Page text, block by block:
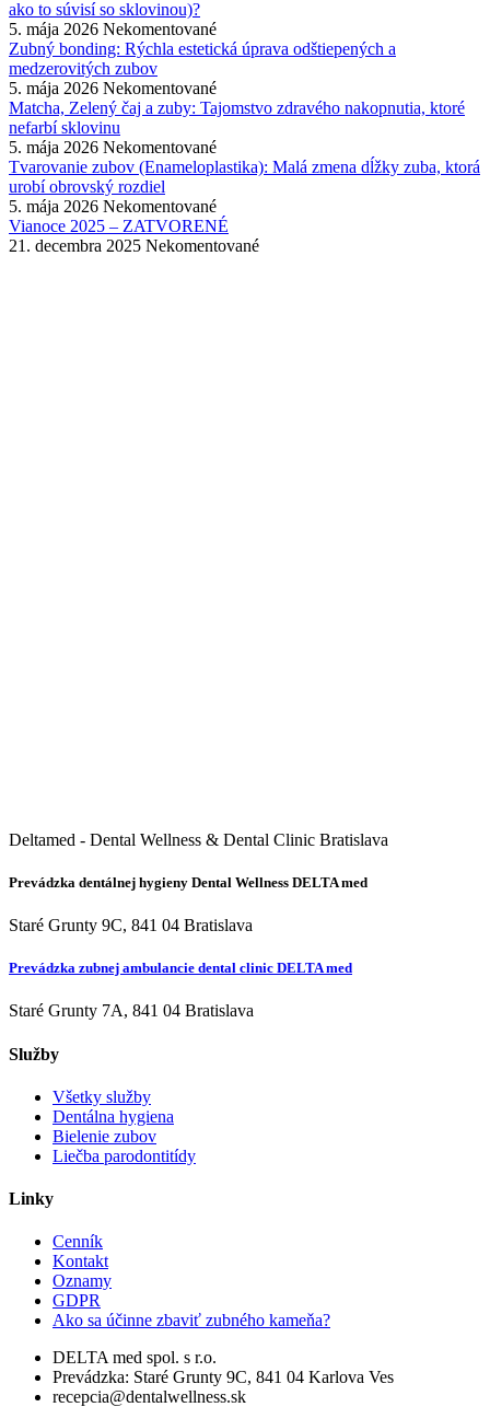
ako to súvisí so sklovinou)?
5. mája 2026 Nekomentované
Zubný bonding: Rýchla estetická úprava odštiepených a
medzerovitých zubov
5. mája 2026 Nekomentované
Matcha, Zelený čaj a zuby: Tajomstvo zdravého nakopnutia, ktoré
nefarbí sklovinu
5. mája 2026 Nekomentované
Tvarovanie zubov (Enameloplastika): Malá zmena dĺžky zuba, ktorá
urobí obrovský rozdiel
5. mája 2026 Nekomentované
Vianoce 2025 – ZATVORENÉ
21. decembra 2025 Nekomentované
Deltamed - Dental Wellness & Dental Clinic Bratislava
Prevádzka dentálnej hygieny Dental Wellness DELTA med
Staré Grunty 9C, 841 04 Bratislava
Prevádzka zubnej ambulancie dental clinic DELTA med
Staré Grunty 7A, 841 04 Bratislava
Služby
Všetky služby
Dentálna hygiena
Bielenie zubov
Liečba parodontitídy
Linky
Cenník
Kontakt
Oznamy
GDPR
Ako sa účinne zbaviť zubného kameňa?
DELTA med spol. s r.o.
Prevádzka: Staré Grunty 9C, 841 04 Karlova Ves
recepcia@dentalwellness.sk